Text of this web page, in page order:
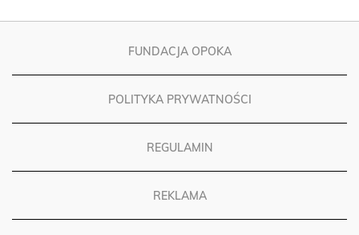
FUNDACJA OPOKA
POLITYKA PRYWATNOŚCI
REGULAMIN
REKLAMA